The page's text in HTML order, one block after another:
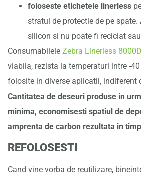
foloseste etichetele linerless
stratul de protectie de pe spate.
silicon si nu poate fi reciclat
Consumabilele Zebra Linerless 8000D
viabila, rezista la temperaturi intre -
folosite in diverse aplicatii, indiferent
Cantitatea de deseuri produse in
minima, economisesti spatiul de
amprenta de carbon rezultata in
REFOLOSESTI
Cand vine vorba de reutilizare,